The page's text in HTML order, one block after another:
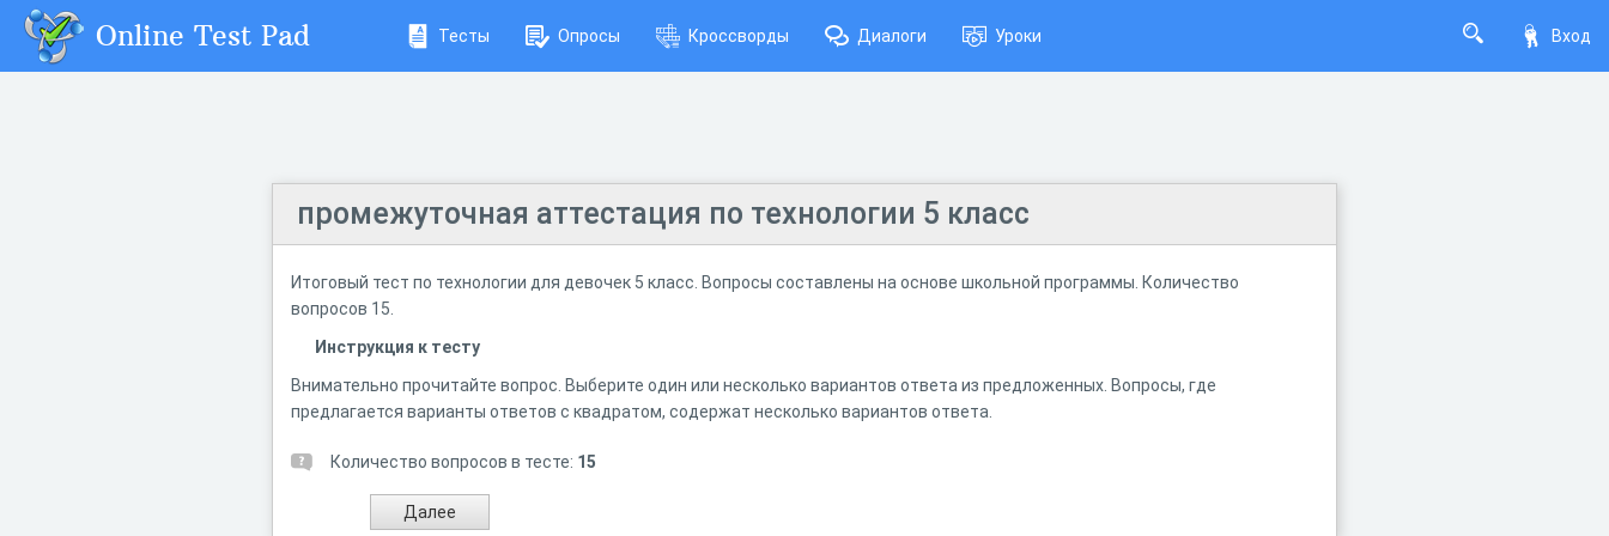
Вход
Online Test Pad Тесты Опросы Кроссворды Диалоги Уроки
промежуточная аттестация по технологии 5 класс
Итоговый тест по технологии для девочек 5 класс. Вопросы составлены на основе школьной программы. Количество
вопросов 15.
Инструкция к тесту
Внимательно прочитайте вопрос. Выберите один или несколько вариантов ответа из предложенных. Вопросы, где
предлагается варианты ответов с квадратом, содержат несколько вариантов ответа.
Количество вопросов в тесте: 15